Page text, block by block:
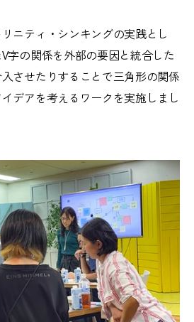
ニティ・シンキングの実践とし
字の関係を外部の要因と統合した
させたりすることで三角形の関係
デアを考えるワークを実施しまし